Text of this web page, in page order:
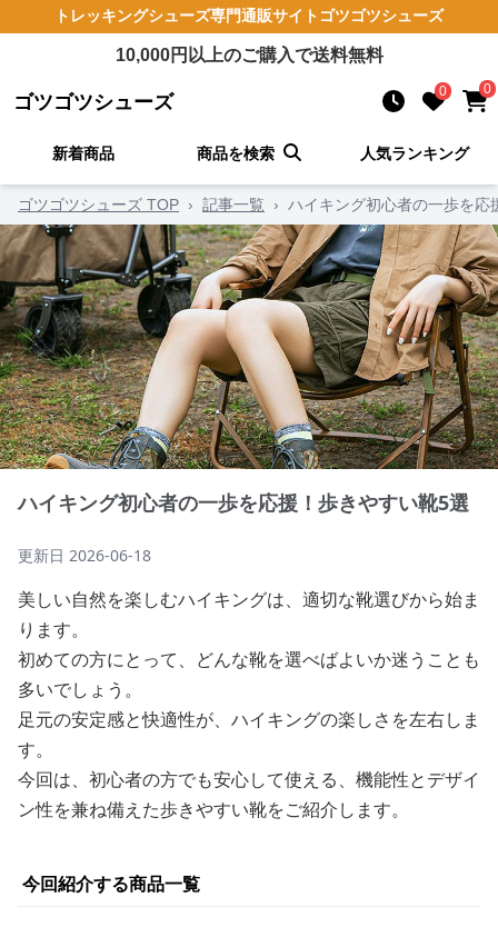
トレッキングシューズ専門通販サイト ゴツゴツシューズ
10,000円以上のご購入で送料無料
ゴツゴツシューズ 0 0
新着商品 商品を検索 人気ランキング
ゴツゴツシューズ TOP › 記事一覧 › ハイキング初心者の一歩を応
ハイキング初心者の一歩を応援！歩きやすい靴5選
更新日 2026-06-18
美しい自然を楽しむハイキングは、適切な靴選びから始ま
ります。
初めての方にとって、どんな靴を選べばよいか迷うことも
多いでしょう。
足元の安定感と快適性が、ハイキングの楽しさを左右しま
す。
今回は、初心者の方でも安心して使える、機能性とデザイ
ン性を兼ね備えた歩きやすい靴をご紹介します。
今回紹介する商品一覧